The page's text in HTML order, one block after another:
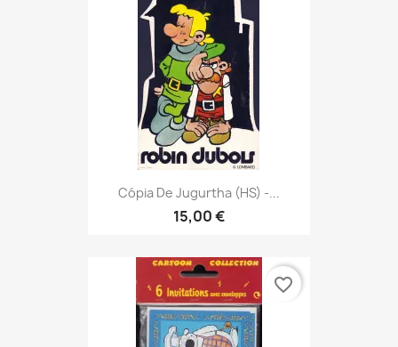
Cópia De Jugurtha (HS) -...
15,00 €
favorite_border